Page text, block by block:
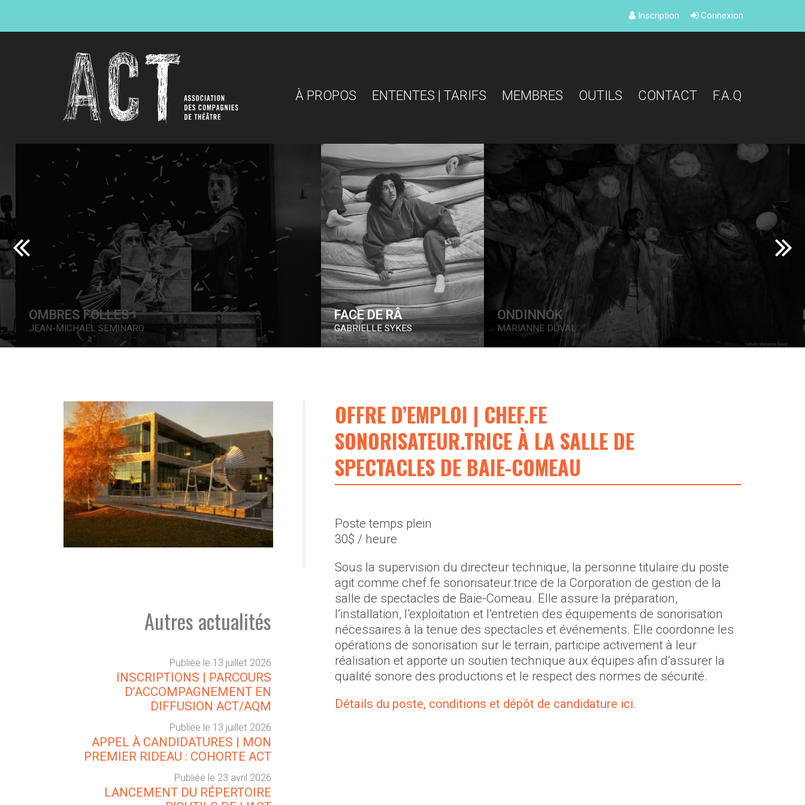
Inscription Connexion
À PROPOS ENTENTES | TARIFS MEMBRES OUTILS CONTACT F.A.Q
FACE DE RÂ
GABRIELLE SYKES
ONDINNOK
MARIANNE DUVAL
NOUS SOMMES ICI
DAVID MENDOZA HÉLAINE
OFFRE D’EMPLOI | CHEF.FE
SONORISATEUR.TRICE À LA SALLE DE
SPECTACLES DE BAIE-COMEAU
Poste temps plein
30$ / heure
Sous la supervision du directeur technique, la personne titulaire du poste
agit comme chef.fe sonorisateur.trice de la Corporation de gestion de la
salle de spectacles de Baie-Comeau. Elle assure la préparation,
l’installation, l’exploitation et l’entretien des équipements de sonorisation
nécessaires à la tenue des spectacles et événements. Elle coordonne les
opérations de sonorisation sur le terrain, participe activement à leur
réalisation et apporte un soutien technique aux équipes afin d’assurer la
qualité sonore des productions et le respect des normes de sécurité.
Détails du poste, conditions et dépôt de candidature ici.
Autres actualités
Publiée le 13 juillet 2026
INSCRIPTIONS | PARCOURS
D’ACCOMPAGNEMENT EN
DIFFUSION ACT/AQM
Publiée le 13 juillet 2026
APPEL À CANDIDATURES | MON
PREMIER RIDEAU : COHORTE ACT
Publiée le 23 avril 2026
LANCEMENT DU RÉPERTOIRE